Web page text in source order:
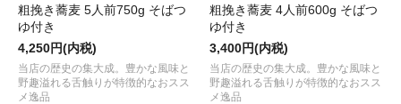
粗挽き蕎麦 5人前750g そばつ
ゆ付き
4,250円(内税)
当店の歴史の集大成。豊かな風味と
野趣溢れる舌触りが特徴的なおスス
メ逸品
粗挽き蕎麦 4人前600g そばつ
ゆ付き
3,400円(内税)
当店の歴史の集大成。豊かな風味と
野趣溢れる舌触りが特徴的なおスス
メ逸品